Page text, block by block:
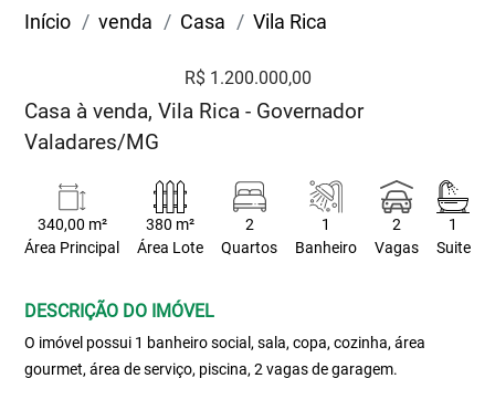
Início venda Casa Vila Rica
R$ 1.200.000,00
Casa à venda, Vila Rica - Governador
Valadares/MG
340,00 m²
Área Principal
380 m²
Área Lote
2
Quartos
1
Banheiro
2
Vagas
1
Suite
DESCRIÇÃO DO IMÓVEL
O imóvel possui 1 banheiro social, sala, copa, cozinha, área
gourmet, área de serviço, piscina, 2 vagas de garagem.